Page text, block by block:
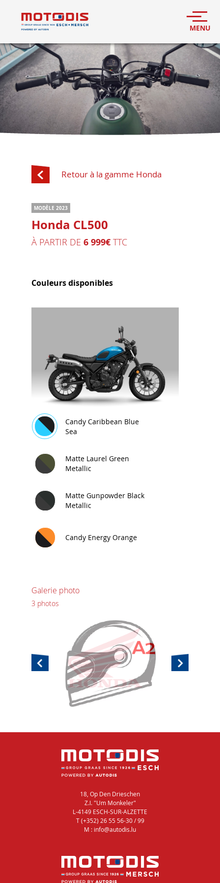
Retour à la gamme Honda
MODÈLE 2023
Honda CL500
À PARTIR DE 6 999€ TTC
Couleurs disponibles
Candy Caribbean Blue
Sea
Matte Laurel Green
Metallic
Matte Gunpowder Black
Metallic
Candy Energy Orange
Galerie photo
3 photos
18, Op Den Drieschen
Z.I. "Um Monkeler"
L-4149 ESCH-SUR-ALZETTE
T (+352) 26 55 56-30 / 99
M : info@autodis.lu